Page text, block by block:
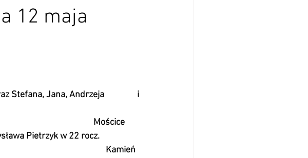
12 maja
Stefana, Jana, Andrzeja                i
Pietrzyk w 22 rocz.
Kamień